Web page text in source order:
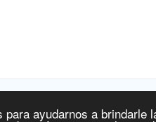
ayudarnos a
Agencia Española de